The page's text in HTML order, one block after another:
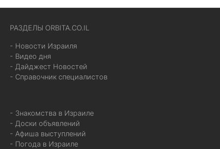
РАЗДЕЛЫ ORBITA.CO.IL
- Новости Израиля
- Видео дня
- Дайджест Новостей
- Справочник специалистов
- Знакомства в Израиле
- Доски объявлений
- Афиша выступлений
- Погода в Израиле